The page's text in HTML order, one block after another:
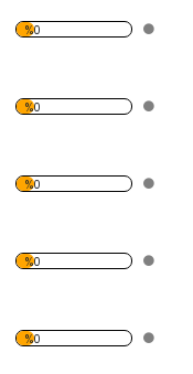
%0
%0
%0
%0
%0